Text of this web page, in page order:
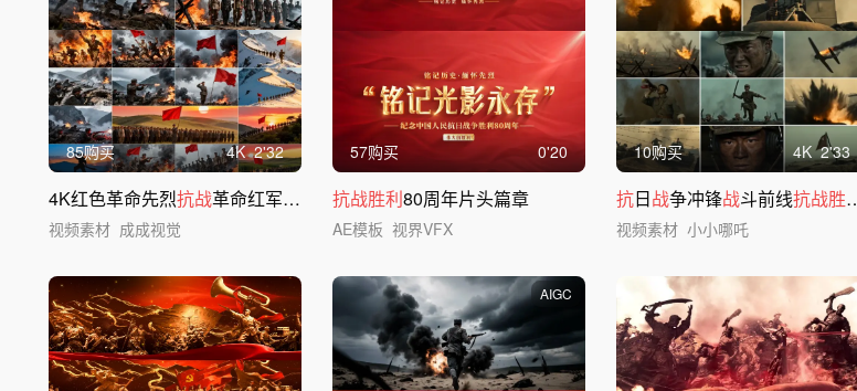
85购买 4K 2'32
4K红色革命先烈抗战革命红军抗战 长征号角
视频素材 成成视觉
57购买 0'20
抗战胜利80周年片头篇章
AE模板 视界VFX
10购买 4K 2'33
抗日战争冲锋战斗前线抗战胜利抗战
视频素材 小小哪吒
AIGC